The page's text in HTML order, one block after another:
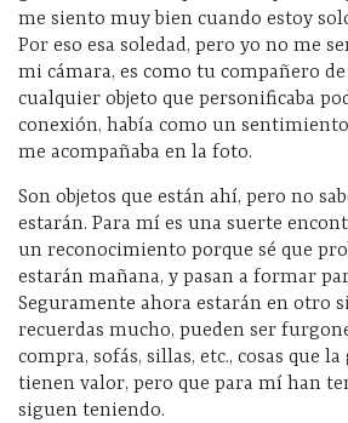
me siento muy bien cuando estoy
Por eso esa soledad, pero yo no me
mi cámara, es como tu compañero de
cualquier objeto que personificaba
conexión, había como un
me acompañaba en la foto.
Son objetos que están ahí, pero no
estarán. Para mí es una suerte
un reconocimiento porque sé que
estarán mañana, y pasan a formar
Seguramente ahora estarán en otro
recuerdas mucho, pueden ser
compra, sofás, sillas, etc., cosas que
tienen valor, pero que para mí han
siguen teniendo.